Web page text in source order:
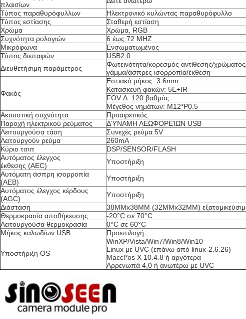
πλαισίων
Τύπος παραθυρόφυλλων
Ηλεκτρονικό κυλώντας παραθυρόφυλλο
Τύπος εστίασης
Σταθερή εστίαση
Χρώμα
Χρώμα, RGB
Συχνότητα ρολογιών
6 έως 72 MHZ
Μικρόφωνα
Ενσωματωμένος
Τύπος διεπαφών
USB2.0
Διευθετήσιμη παράμετρος
Φωτεινότητα/κορεσμός αντίθεσης/
γάμμα/άσπρες ισορροπία/έκθεση
Φακός
Εστιακό μήκος: 3.6mm
Κατασκευή φακών: 5E+IR
FOV Δ: 120 βαθμός
Μέγεθος νημάτων: M12*P0.5
Ακουστική συχνότητα
Προαιρετικός
Παροχή ηλεκτρικού ρεύματος
ΔΎΝΑΜΗ ΛΕΩΦΟΡΕΊΩΝ USB
Λειτουργούσα τάση
Συνεχές ρεύμα 5V
Λειτουργούν ρεύμα
260mA
Κύριο τσιπ
DSP/SENSOR/FLASH
Αυτόματος έλεγχος
έκθεσης (AEC)
Υποστήριξη
Αυτόματη άσπρη ισορροπία
(AEB)
Υποστήριξη
Αυτόματος έλεγχος κέρδους
(AGC)
Υποστήριξη
Διάσταση
38MMx38MM (32MMx32MM)
Θερμοκρασία αποθήκευσης
-20°C σε 70°C
Λειτουργούσα θερμοκρασία
0°C σε 60°C
Μήκος καλωδίων USB
Προεπιλογή
Υποστήριξη OS
WinXP/Vista/Win7/Win8/Win10
Linux με UVC (επάνω από linux-2.6.26)
Maccl*os Χ 10.4.8 ή αργότερα
Αρρενωπά 4,0 ή ανωτέρω με UVC